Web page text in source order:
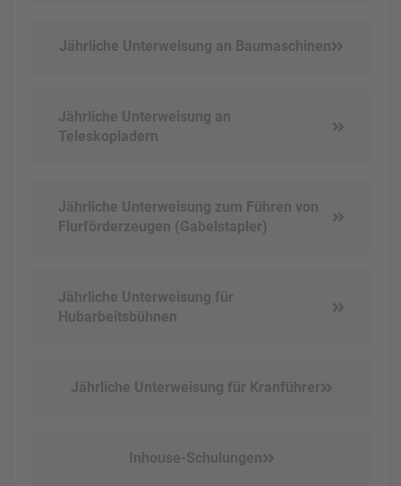
Jährliche Unterweisung an Baumaschinen
Jährliche Unterweisung an
Teleskopladern
Jährliche Unterweisung zum Führen von
Flurförderzeugen (Gabelstapler)
Jährliche Unterweisung für
Hubarbeitsbühnen
Jährliche Unterweisung für Kranführer
Inhouse-Schulungen